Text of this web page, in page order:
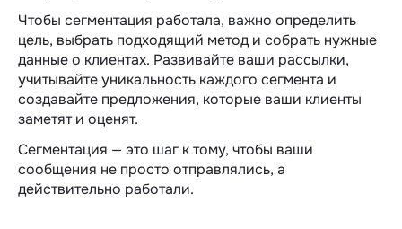
Чтобы сегментация работала, важно определить
цель, выбрать подходящий метод и собрать нужные
данные о клиентах. Развивайте ваши рассылки,
учитывайте уникальность каждого сегмента и
создавайте предложения, которые ваши клиенты
заметят и оценят.
Сегментация — это шаг к тому, чтобы ваши
сообщения не просто отправлялись, а
действительно работали.